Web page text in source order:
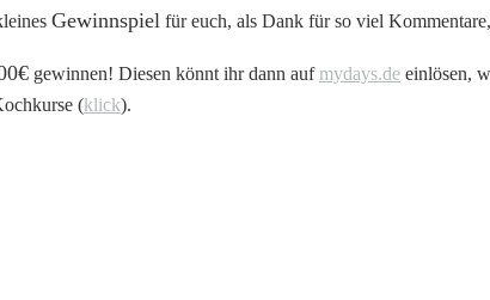
Gewinnspiel für euch, als Dank für so viel
gewinnen! Diesen könnt ihr dann auf mydays.de einlösen,
(klick).